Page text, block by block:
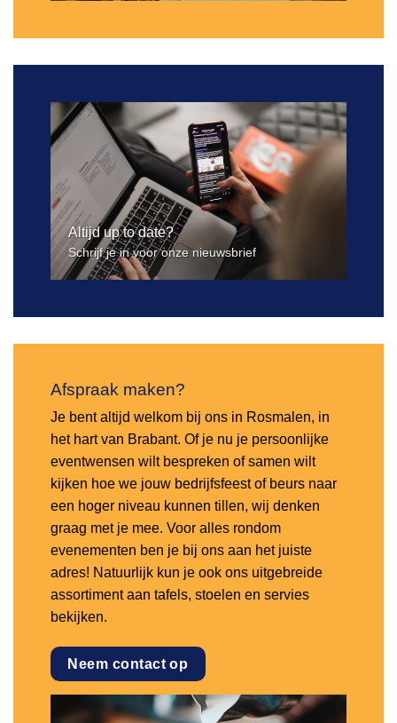
Altijd up to date?
Schrijf je in voor onze nieuwsbrief
Afspraak maken?
Je bent altijd welkom bij ons in Rosmalen, in
het hart van Brabant. Of je nu je persoonlijke
eventwensen wilt bespreken of samen wilt
kijken hoe we jouw bedrijfsfeest of beurs naar
een hoger niveau kunnen tillen, wij denken
graag met je mee. Voor alles rondom
evenementen ben je bij ons aan het juiste
adres! Natuurlijk kun je ook ons uitgebreide
assortiment aan tafels, stoelen en servies
bekijken.
Neem contact op